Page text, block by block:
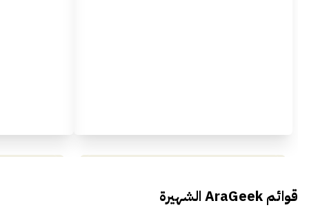
Everything Egypt
قوائم AraGeek الشهيرة